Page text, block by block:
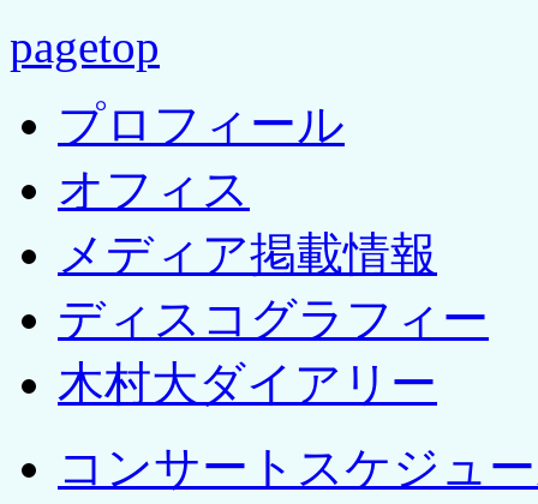
pagetop
プロフィール
オフィス
メディア掲載情報
ディスコグラフィー
木村大ダイアリー
コンサートスケジュ